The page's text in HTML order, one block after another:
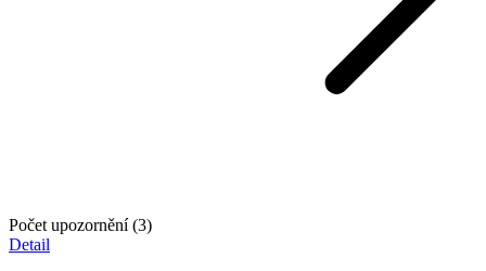
Počet upozornění (3)
Detail